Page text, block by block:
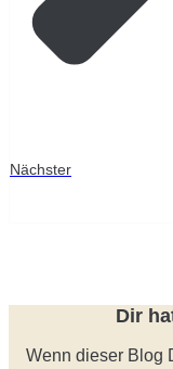
Nächster
Dir
Wenn dieser Blog